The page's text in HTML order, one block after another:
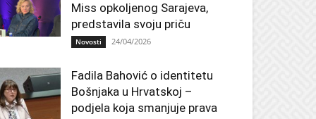
Miss opkoljenog Sarajeva,
predstavila svoju priču
Novosti 24/04/2026
Fadila Bahović o identitetu
Bošnjaka u Hrvatskoj –
podjela koja smanjuje prava